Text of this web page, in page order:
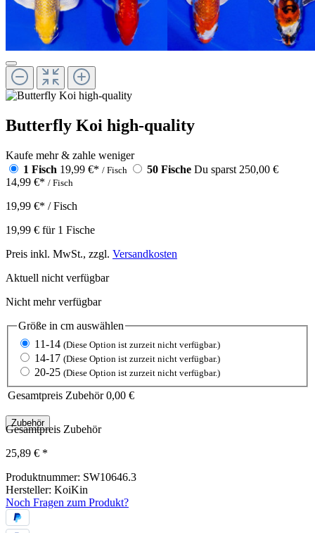
Butterfly Koi high-quality
Kaufe mehr & zahle weniger
1 Fisch 19,99 €* / Fisch 50 Fische Du sparst 250,00 €
14,99 €* / Fisch
19,99 €* / Fisch
19,99 € für 1 Fische
Preis inkl. MwSt., zzgl. Versandkosten
Aktuell nicht verfügbar
Nicht mehr verfügbar
Größe in cm auswählen
11-14 (Diese Option ist zurzeit nicht verfügbar.)
14-17 (Diese Option ist zurzeit nicht verfügbar.)
20-25 (Diese Option ist zurzeit nicht verfügbar.)
Gesamtpreis Zubehör 0,00 €
Zubehör
Gesamtpreis Zubehör
25,89 € *
Produktnummer: SW10646.3
Hersteller: KoiKin
Noch Fragen zum Produkt?